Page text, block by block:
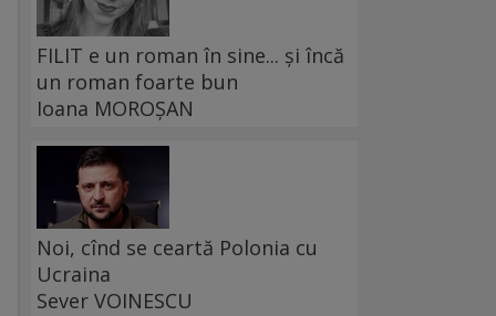
FILIT e un roman în sine... și încă
un roman foarte bun
Ioana MOROȘAN
Noi, cînd se ceartă Polonia cu
Ucraina
Sever VOINESCU